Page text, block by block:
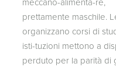
meccano-
prettamente maschile.
organizzano corsi di
isti-tuzioni mettono a
perduto per la parità di